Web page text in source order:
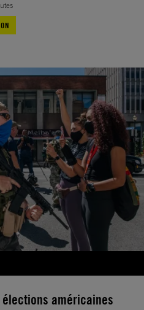
élections américaines